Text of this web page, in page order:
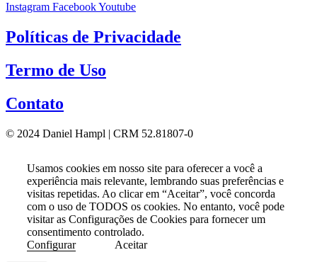
Instagram FacebookYoutube
Políticas de Privacidade
Termo de Uso
Contato
© 2024 Daniel Hampl | CRM 52.81807-0
Usamos cookies em nosso site para oferecer a você a
experiência mais relevante, lembrando suas preferências e
visitas repetidas. Ao clicar em “Aceitar”, você concorda
com o uso de TODOS os cookies. No entanto, você pode
visitar as Configurações de Cookies para fornecer um
consentimento controlado.
Configurar
Aceitar